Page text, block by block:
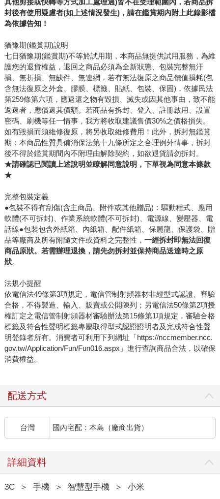
封後有使用疑慮者(如上述情況發生)，請在鑑賞期內附上此錄影檔
為依據告知！
猶豫期(鑑賞期)說明
七日猶豫期(鑑賞期)不等於試用期，本商品無提供試用服務，為維
護您的退貨權益，退回之商品必須為全新狀態、包裝完整無汙
損、無折損、無缺件、無連網，若有無法復原之商品價值損耗(包
含無法復原之外盒、膠膜、標籤、貼紙、包裝、保固)，依據民法
第259條第六項，應返還之物有毀損、滅失或因其他事由，致不能
返還者，應償還其價額。若商品有拆封、登入、註冊啟用、設置
密碼、刷機等任一情事，我方將收取建議售價30%之價格損失。
如有毀損而須維修復原，將另收取維修費用！此外，拆封無鑑賞
期：本商品性質具備消保法第十九條所定之合理例外情事，拆封
後不得於鑑賞期間內不附理由解除契約，如欲退貨請勿拆封。
★請確認已閱讀上述說明並瞭解同意說明，下單視為同意本條款
★
完整包裝定義
●包裝不得有刮傷(含主商品、附件或其他贈品)：驅動程式、應用
軟體(不可拆封)、作業系統軟體(不可拆封)、電源線、變壓器、電
話線●包裝包含外紙箱、內紙箱、配件紙箱、保麗龍、保護袋、贈
品等廠商及所有附隨文件或資料之完整性， 一經拆封即無法回復
商品原狀。若需辦理退換，請先勿拆封並保持商品送達時之原
狀。
法規小提醒
依電信法49條第3項規定，電信管制射頻器材非經型式認證、審驗
合格，不得製造、輸入、販賣或公開陳列；另電信法50條第2項授
權訂定之電信管制射頻器材審驗辦法第15條第1項規定，審驗合格
標籤及符合性聲明標籤專屬取得型式認證證明者及完成符合性聲
明登錄者所有。消費者可利用下列網址「https://nccmember.ncc.
gov.tw/Application/Fun/Fun016.aspx」進行查詢商品合法，以確保
消費權益。
配送方式
台灣 國內宅配：本島（廠商出貨）
詳細資料
3C ＞ 手機 ＞ 智慧型手機 ＞ 小米